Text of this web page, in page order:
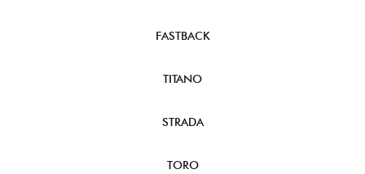
FASTBACK
TITANO
STRADA
TORO